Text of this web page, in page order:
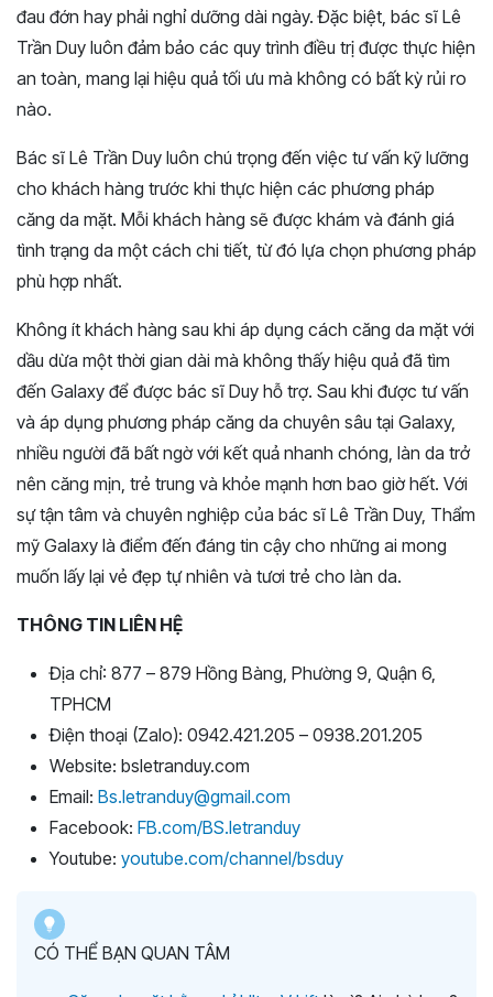
đau đớn hay phải nghỉ dưỡng dài ngày. Đặc biệt, bác sĩ Lê
Trần Duy luôn đảm bảo các quy trình điều trị được thực hiện
an toàn, mang lại hiệu quả tối ưu mà không có bất kỳ rủi ro
nào.
Bác sĩ Lê Trần Duy luôn chú trọng đến việc tư vấn kỹ lưỡng
cho khách hàng trước khi thực hiện các phương pháp
căng da mặt. Mỗi khách hàng sẽ được khám và đánh giá
tình trạng da một cách chi tiết, từ đó lựa chọn phương pháp
phù hợp nhất.
Không ít khách hàng sau khi áp dụng cách căng da mặt với
dầu dừa một thời gian dài mà không thấy hiệu quả đã tìm
đến Galaxy để được bác sĩ Duy hỗ trợ. Sau khi được tư vấn
và áp dụng phương pháp căng da chuyên sâu tại Galaxy,
nhiều người đã bất ngờ với kết quả nhanh chóng, làn da trở
nên căng mịn, trẻ trung và khỏe mạnh hơn bao giờ hết. Với
sự tận tâm và chuyên nghiệp của bác sĩ Lê Trần Duy, Thẩm
mỹ Galaxy là điểm đến đáng tin cậy cho những ai mong
muốn lấy lại vẻ đẹp tự nhiên và tươi trẻ cho làn da.
THÔNG TIN LIÊN HỆ
Địa chỉ: 877 – 879 Hồng Bàng, Phường 9, Quận 6,
TPHCM
Điện thoại (Zalo): 0942.421.205 – 0938.201.205
Website: bsletranduy.com
Email: Bs.letranduy@gmail.com
Facebook: FB.com/BS.letranduy
Youtube: youtube.com/channel/bsduy
CÓ THỂ BẠN QUAN TÂM